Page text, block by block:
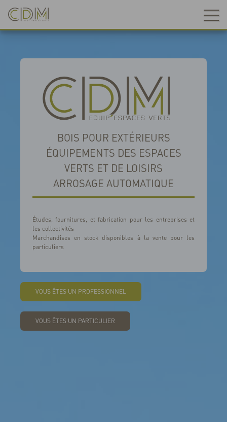
ENTREPRISE*
NOM ET PRÉNOM*
MESSAGE
CDM
BOIS POUR EXTÉRIEURS
ÉQUIPEMENTS DES ESPACES
VERTS ET DE LOISIRS
ARROSAGE AUTOMATIQUE
Études, fournitures, et fabrication pour les entreprises et
les collectivités
Marchandises en stock disponibles à la vente pour les
particuliers
VOUS ÊTES UN PROFESSIONNEL
VOUS ÊTES UN PARTICULIER